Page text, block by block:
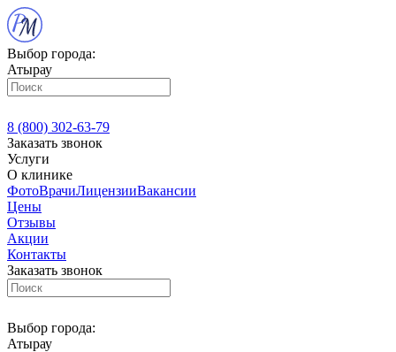
Выбор города:
Атырау
8 (800) 302-63-79
Заказать звонок
Услуги
О клинике
ФотоВрачиЛицензииВакансии
Цены
Отзывы
Акции
Контакты
Заказать звонок
Выбор города:
Атырау